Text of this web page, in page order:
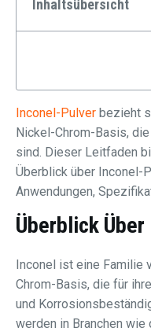
Inhaltsübersicht
Inconel-Pulver bezieht
Nickel-Chrom-Basis,
sind. Dieser Leitfaden
Überblick über Inconel-
Anwendungen,
Überblick
Inconel ist eine Familie
Chrom-Basis, die für
und
werden in Branchen wie